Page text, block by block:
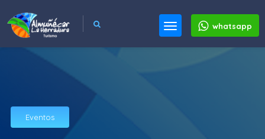
whatsapp
Eventos